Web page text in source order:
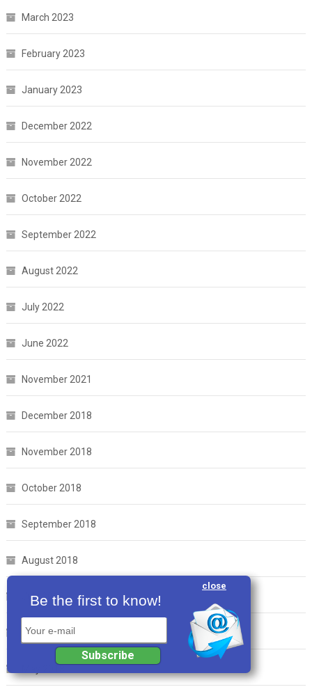
March 2023
February 2023
January 2023
December 2022
November 2022
October 2022
September 2022
August 2022
July 2022
June 2022
November 2021
December 2018
November 2018
October 2018
September 2018
August 2018
July 2018
June 2018
May 2018
close
Be the first to know!
Your e-mail
Subscribe